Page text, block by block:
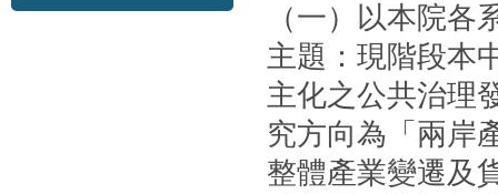
（一）以本院
主題：現階段本
主化之公共治理
究方向為「兩岸
整體產業變遷及